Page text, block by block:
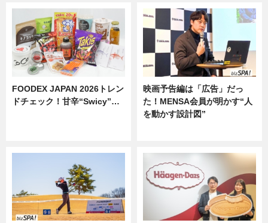
FOODEX JAPAN 2026トレン
ドチェック！甘辛“Swicy”…
映画予告編は「広告」だっ
た！MENSA会員が明かす“人
を動かす設計図”